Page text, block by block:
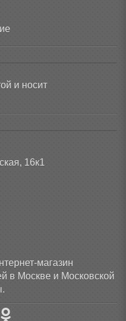
и носит
16к1
магазин
в Москве и Московской